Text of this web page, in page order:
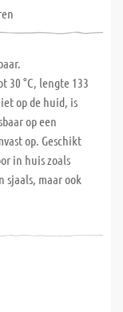
30 °C, lengte 133
op de huid, is
op een
op. Geschikt
in huis zoals
sjaals, maar ook